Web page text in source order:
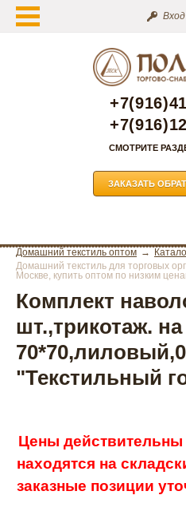
Вход
СМОТРИТЕ
ЗАКАЗАТЬ
Домашний текстиль оптом
Домашний текстиль для торговых
Москве, купить оптом по низким
Комплект
шт.,трикотаж.
"Текстильный
Цены
находятся на
заказные позиции